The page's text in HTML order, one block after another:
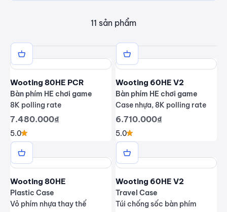
11 sản phẩm
Wooting 80HE PCR
Bàn phím HE chơi game
8K polling rate
Giá giảm
7.480.000₫
5.0
Wooting 60HE V2
Bàn phím HE chơi game
Case nhựa, 8K polling rate
Giá giảm
6.710.000₫
5.0
Wooting 80HE
Plastic Case
Vỏ phím nhựa thay thế
Wooting 60HE V2
Travel Case
Túi chống sốc bàn phím